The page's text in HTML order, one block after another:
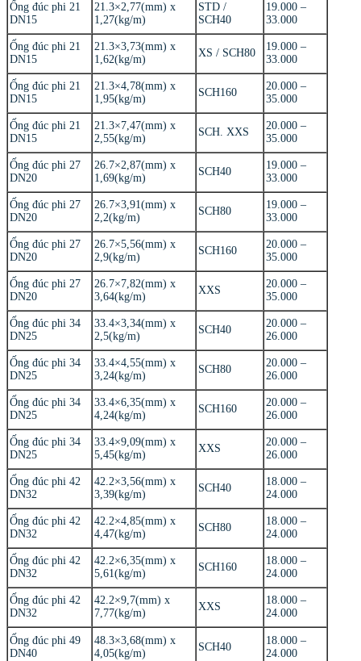
Ống đúc phi 21
DN15
21.3×2,77(mm) x
1,27(kg/m)
STD /
SCH40
19.000 –
33.000
Ống đúc phi 21
DN15
21.3×3,73(mm) x
1,62(kg/m)
XS / SCH80
19.000 –
33.000
Ống đúc phi 21
DN15
21.3×4,78(mm) x
1,95(kg/m)
SCH160
20.000 –
35.000
Ống đúc phi 21
DN15
21.3×7,47(mm) x
2,55(kg/m)
SCH. XXS
20.000 –
35.000
Ống đúc phi 27
DN20
26.7×2,87(mm) x
1,69(kg/m)
SCH40
19.000 –
33.000
Ống đúc phi 27
DN20
26.7×3,91(mm) x
2,2(kg/m)
SCH80
19.000 –
33.000
Ống đúc phi 27
DN20
26.7×5,56(mm) x
2,9(kg/m)
SCH160
20.000 –
35.000
Ống đúc phi 27
DN20
26.7×7,82(mm) x
3,64(kg/m)
XXS
20.000 –
35.000
Ống đúc phi 34
DN25
33.4×3,34(mm) x
2,5(kg/m)
SCH40
20.000 –
26.000
Ống đúc phi 34
DN25
33.4×4,55(mm) x
3,24(kg/m)
SCH80
20.000 –
26.000
Ống đúc phi 34
DN25
33.4×6,35(mm) x
4,24(kg/m)
SCH160
20.000 –
26.000
Ống đúc phi 34
DN25
33.4×9,09(mm) x
5,45(kg/m)
XXS
20.000 –
26.000
Ống đúc phi 42
DN32
42.2×3,56(mm) x
3,39(kg/m)
SCH40
18.000 –
24.000
Ống đúc phi 42
DN32
42.2×4,85(mm) x
4,47(kg/m)
SCH80
18.000 –
24.000
Ống đúc phi 42
DN32
42.2×6,35(mm) x
5,61(kg/m)
SCH160
18.000 –
24.000
Ống đúc phi 42
DN32
42.2×9,7(mm) x
7,77(kg/m)
XXS
18.000 –
24.000
Ống đúc phi 49
DN40
48.3×3,68(mm) x
4,05(kg/m)
SCH40
18.000 –
24.000